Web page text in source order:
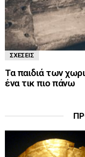
ΣΧΈΣΕΙΣ
Τα παιδιά των
ένα τικ πιο πάνω